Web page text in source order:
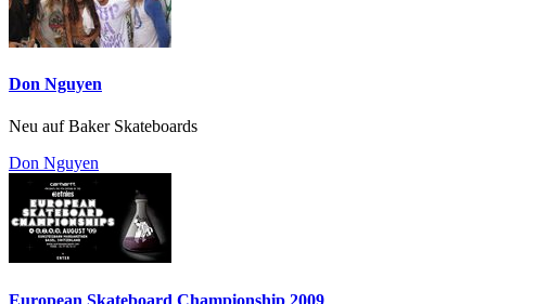
Don Nguyen
Neu auf Baker Skateboards
Don Nguyen
European Skateboard Championship 2009